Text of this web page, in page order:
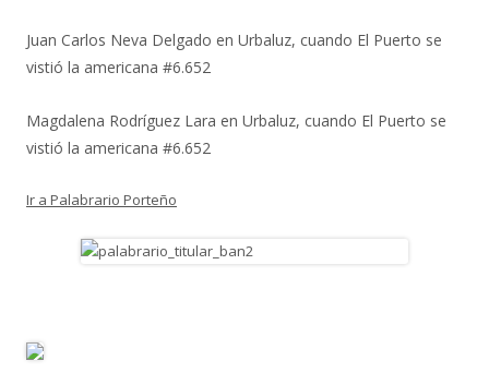
Juan Carlos Neva Delgado en Urbaluz, cuando El Puerto se
vistió la americana #6.652
Magdalena Rodríguez Lara en Urbaluz, cuando El Puerto se
vistió la americana #6.652
Ir a Palabrario Porteño